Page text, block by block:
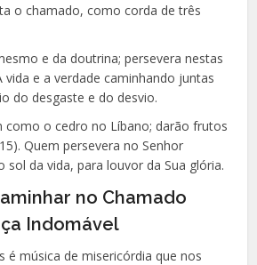
o chamado, como corda de três
e da doutrina; persevera nestas
vida e a verdade caminhando juntas
do desgaste e do desvio.
como o cedro no Líbano; darão frutos
Quem persevera no Senhor
da vida, para louvor da Sua glória.
no Chamado
Indomável
é música de misericórdia que nos